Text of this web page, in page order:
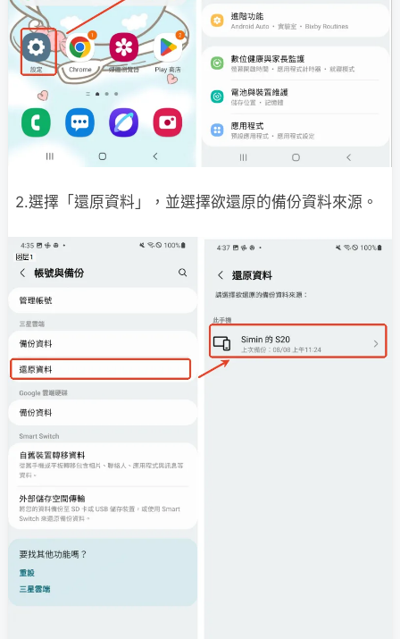
2.選擇「還原資料」，並選擇欲還原的備份資料來源。